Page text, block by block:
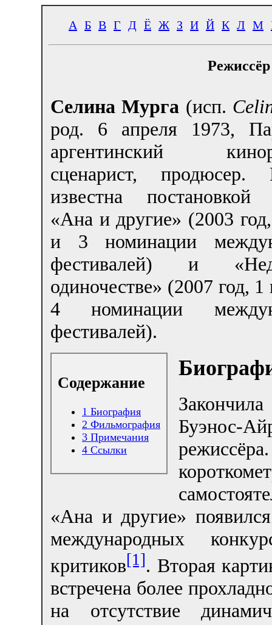
А Б В Г Д Ё Ж З И Й К Л М
Селина Мурга (исп.
род. 6 апреля 1973,
аргентинский
сценарист, продюсер.
известна постановкой
«Ана и другие» (2003
и 3 номинации
фестивалей) и
одиночестве» (2007 год, 1
4 номинации
фестивалей).
Содержание
1 Биография
2 Фильмография
3 Примечания
4 Ссылки
Буэнос-
«Ана и другие»
международных
критиков[1]. Вторая
встречена более
на отсутствие